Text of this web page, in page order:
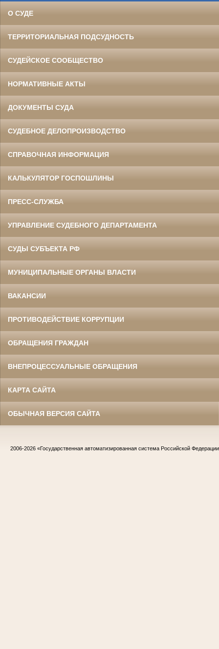
О СУДЕ
ТЕРРИТОРИАЛЬНАЯ ПОДСУДНОСТЬ
СУДЕЙСКОЕ СООБЩЕСТВО
НОРМАТИВНЫЕ АКТЫ
ДОКУМЕНТЫ СУДА
СУДЕБНОЕ ДЕЛОПРОИЗВОДСТВО
СПРАВОЧНАЯ ИНФОРМАЦИЯ
КАЛЬКУЛЯТОР ГОСПОШЛИНЫ
ПРЕСС-СЛУЖБА
УПРАВЛЕНИЕ СУДЕБНОГО ДЕПАРТАМЕНТА
СУДЫ СУБЪЕКТА РФ
МУНИЦИПАЛЬНЫЕ ОРГАНЫ ВЛАСТИ
ВАКАНСИИ
ПРОТИВОДЕЙСТВИЕ КОРРУПЦИИ
ОБРАЩЕНИЯ ГРАЖДАН
ВНЕПРОЦЕССУАЛЬНЫЕ ОБРАЩЕНИЯ
КАРТА САЙТА
ОБЫЧНАЯ ВЕРСИЯ САЙТА
2006-2026 «Государственная автоматизированная система Российской